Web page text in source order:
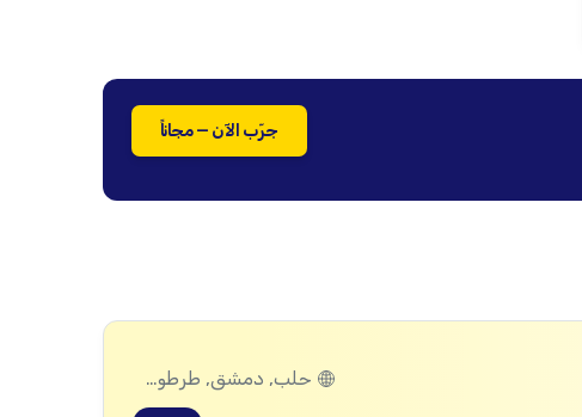
جرّب الآن — مجاناً
حلب, دمشق, طرطوس, ريف دمشق, ديرالزور, درعا, السويداء, إدلب, القنيطرة, اللاذقية, الرقة, حمص, الحسكة, حماة